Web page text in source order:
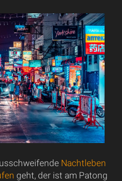
Nachtleben
geht, der ist am Patong